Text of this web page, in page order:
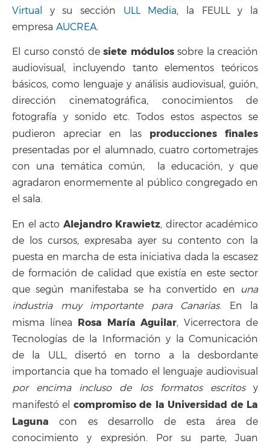
Virtual
y su sección ULL Media, la FEULL y la
empresa AUCREA.
El curso constó de siete módulos sobre la creación
audiovisual, incluyendo tanto elementos teóricos
básicos, como lenguaje y análisis audiovisual, guión,
dirección cinematográfica, conocimientos de
fotografía y sonido etc. Todos estos aspectos se
pudieron apreciar en las producciones finales
presentadas por el alumnado, cuatro cortometrajes
con una temática común, la educación, y que
agradaron enormemente al público congregado en
el sala.
En el acto Alejandro Krawietz, director académico
de los cursos, expresaba ayer su contento con la
puesta en marcha de esta iniciativa dada la escasez
de formación de calidad que existía en este sector
que según manifestaba se ha convertido en una
industria muy importante para Canarias. En la
misma línea Rosa María Aguilar, Vicerrectora de
Tecnologías de la Información y la Comunicación
de la ULL, disertó en torno a la desbordante
importancia que ha tomado el lenguaje audiovisual
por encima incluso de los formatos escritosy
manifestó el compromiso de la Universidad de La
Lagunacon es desarrollo de esta área de
conocimiento y expresión. Por su parte, Juan